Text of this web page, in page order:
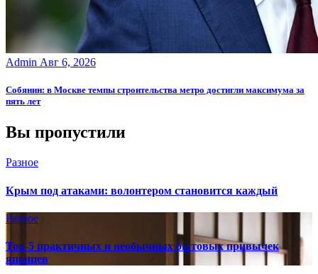
Admin Авг 6, 2026
Собянин: в Москве темпы строительства метро достигли максимума за
пять лет
Вы пропустили
Разное
Крым под атаками: волонтером становится каждый
Разное
Топ-5 практичных и необычных бытовых привычек
японцев